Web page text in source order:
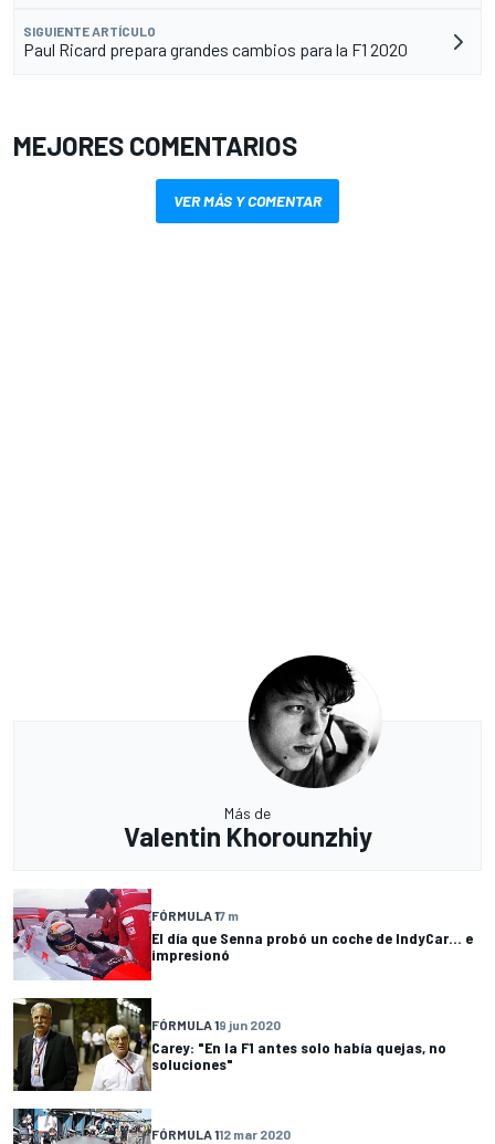
SIGUIENTE ARTÍCULO
Paul Ricard prepara grandes cambios para la F1 2020
MEJORES COMENTARIOS
VER MÁS Y COMENTAR
Más de
Valentin Khorounzhiy
FÓRMULA 17 m
El día que Senna probó un coche de IndyCar... e
impresionó
FÓRMULA 19 jun 2020
Carey: "En la F1 antes solo había quejas, no
soluciones"
FÓRMULA 112 mar 2020